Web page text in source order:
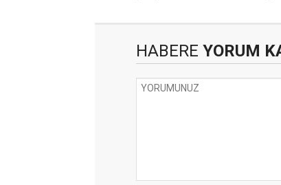
HABERE YORUM